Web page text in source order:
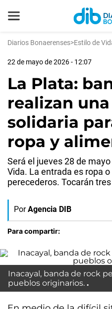
Diarios Bonaerenses>Estilo de
22 de mayo de 2026 - 12:07
La Plata:
realizan
solidaria
ropa y
Será el jueves 28 de
Vida. La entrada es ropa
perecederos. Tocarán
Por Agencia DIB
Para compartir:
Inacayal, banda de rock
pueblos originarios.